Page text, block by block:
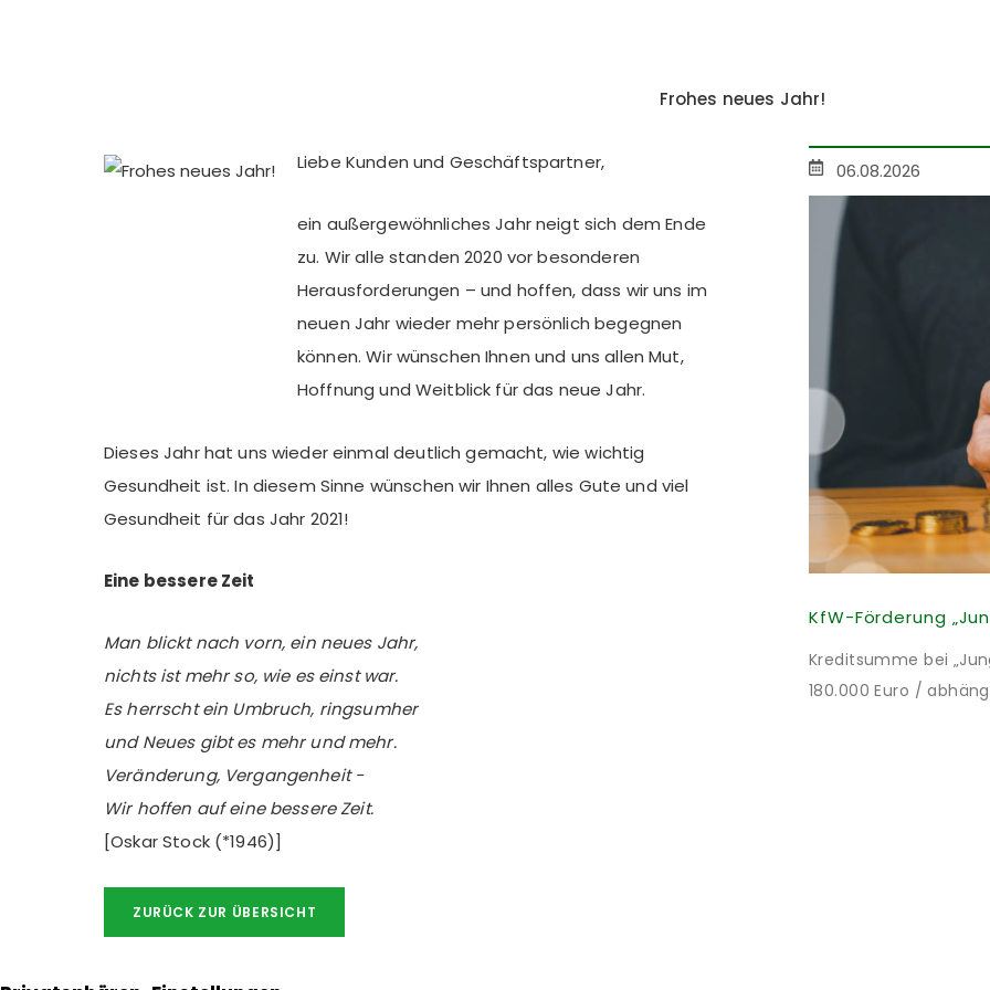
Frohes neues Jahr!
Liebe Kunden und Geschäftspartner,
ein außergewöhnliches Jahr neigt sich dem Ende
zu. Wir alle standen 2020 vor besonderen
Herausforderungen – und hoffen, dass wir uns im
neuen Jahr wieder mehr persönlich begegnen
können. Wir wünschen Ihnen und uns allen Mut,
Hoffnung und Weitblick für das neue Jahr.
Dieses Jahr hat uns wieder einmal deutlich gemacht, wie wichtig
Gesundheit ist. In diesem Sinne wünschen wir Ihnen alles Gute und viel
Gesundheit für das Jahr 2021!
Eine bessere Zeit
Man blickt nach vorn, ein neues Jahr,
nichts ist mehr so, wie es einst war.
Es herrscht ein Umbruch, ringsumher
und Neues gibt es mehr und mehr.
Veränderung, Vergangenheit -
Wir hoffen auf eine bessere Zeit.
[Oskar Stock (*1946)]
ZURÜCK ZUR ÜBERSICHT
06.08.2026
Kreditsumme bei
180.000 Euro /